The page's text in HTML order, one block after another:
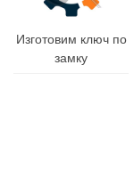
Изготовим ключ по
замку